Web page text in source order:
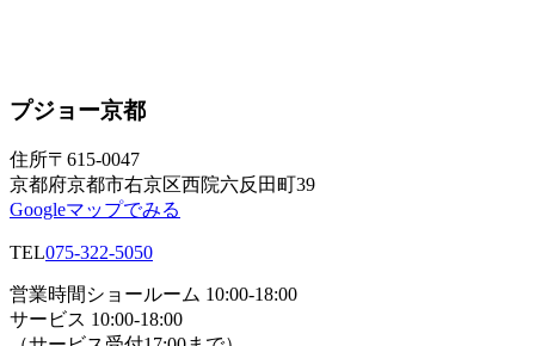
プジョー京都
住所〒615-0047
京都府京都市右京区西院六反田町39
Googleマップでみる
TEL075-322-5050
営業時間 ショールーム 10:00-18:00
サービス 10:00-18:00